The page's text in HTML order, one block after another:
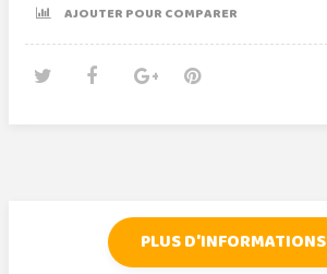
AJOUTER POUR COMPARER
PLUS D'INFORMATIONS